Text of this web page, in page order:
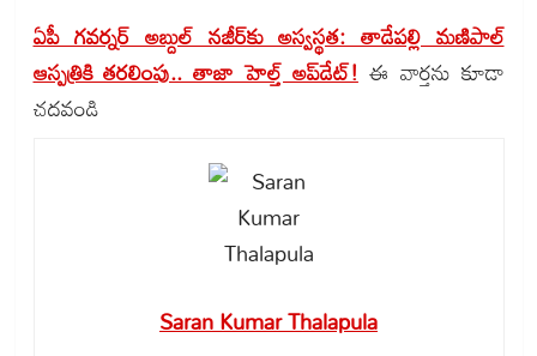
ఏపీ గవర్నర్‌ అబ్దుల్‌ నజీర్‌కు అస్వస్థత: తాడేపల్లి మణిపాల్
ఆస్పత్రికి తరలింపు.. తాజా హెల్త్ అప్‌డేట్!ఈ వార్తను కూడా
చదవండి
Saran Kumar Thalapula